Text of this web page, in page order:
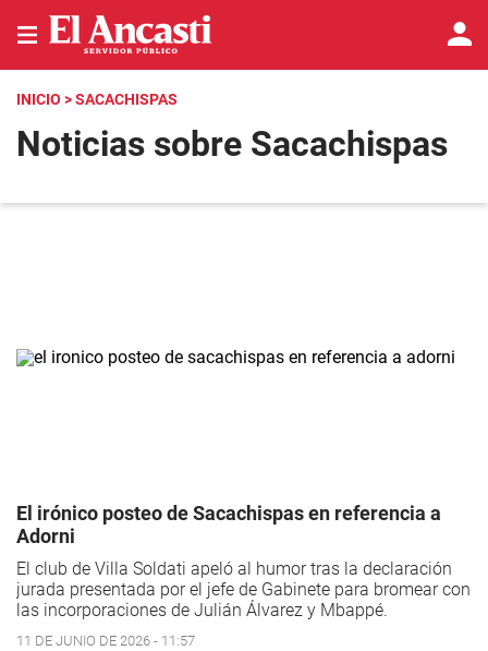
INICIO > SACACHISPAS
Noticias sobre Sacachispas
El irónico posteo de Sacachispas en referencia a
Adorni
El club de Villa Soldati apeló al humor tras la declaración
jurada presentada por el jefe de Gabinete para bromear con
las incorporaciones de Julián Álvarez y Mbappé.
11 DE JUNIO DE 2026 - 11:57